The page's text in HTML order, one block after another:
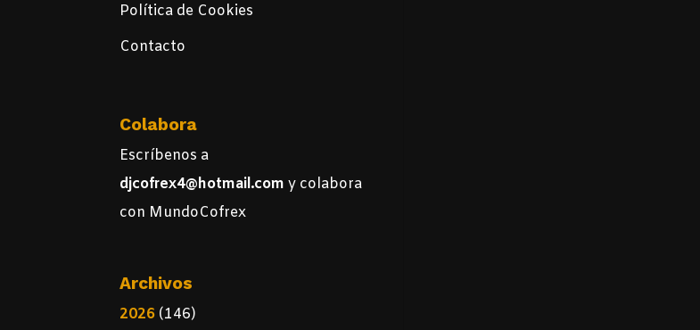
Política de Cookies
Contacto
Colabora
Escríbenos a
djcofrex4@hotmail.comy colabora
con MundoCofrex
Archivos
2026 (146)